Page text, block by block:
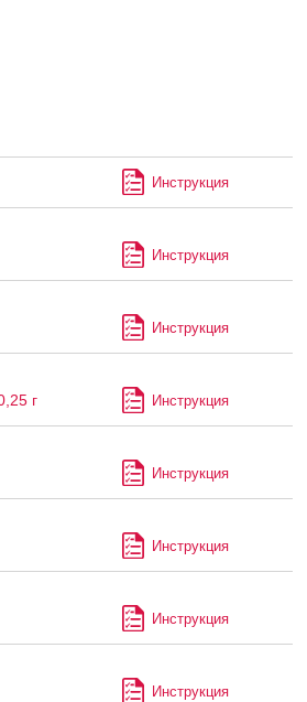
Инструкция
Инструкция
Инструкция
г Инструкция
Инструкция
Инструкция
Инструкция
Инструкция